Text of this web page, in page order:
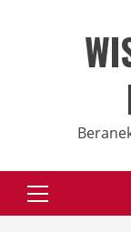
Primary
Menu